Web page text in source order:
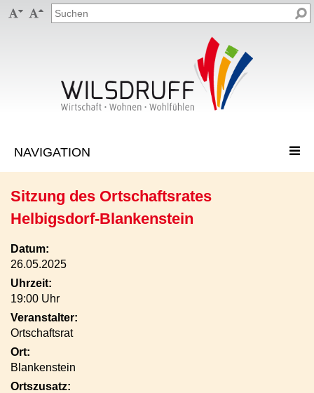
 
Sitzung des Ortschaftsrates
Helbigsdorf-Blankenstein
Datum:
26.05.2025
Uhrzeit:
19:00 Uhr
Veranstalter:
Ortschaftsrat
Ort:
Blankenstein
Ortszusatz: